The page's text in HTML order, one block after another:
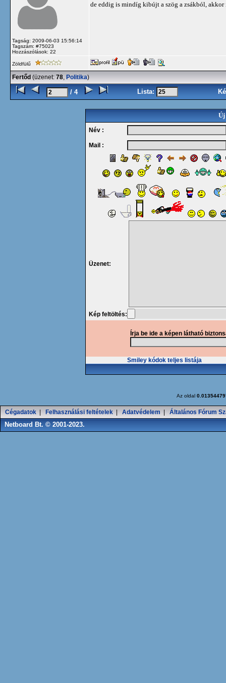
Tagság: 2009-06-03 15:56:14
Tagszám: #75023
Hozzászólások: 22
de eddig is mindíg kibújt a szög a zsákból,
Zöldfülű
Fertőd (üzenet: 78, Politika)
/ 4 Lista:
Új
Név :
Mail :
Üzenet:
Kép feltöltés:
Írja be ide a képen látható
Smiley kódok teljes listája
Az oldal
Cégadatok Felhasználási feltételek Adatvédelem Általános Fórum
Netboard Bt. © 2001-2023.